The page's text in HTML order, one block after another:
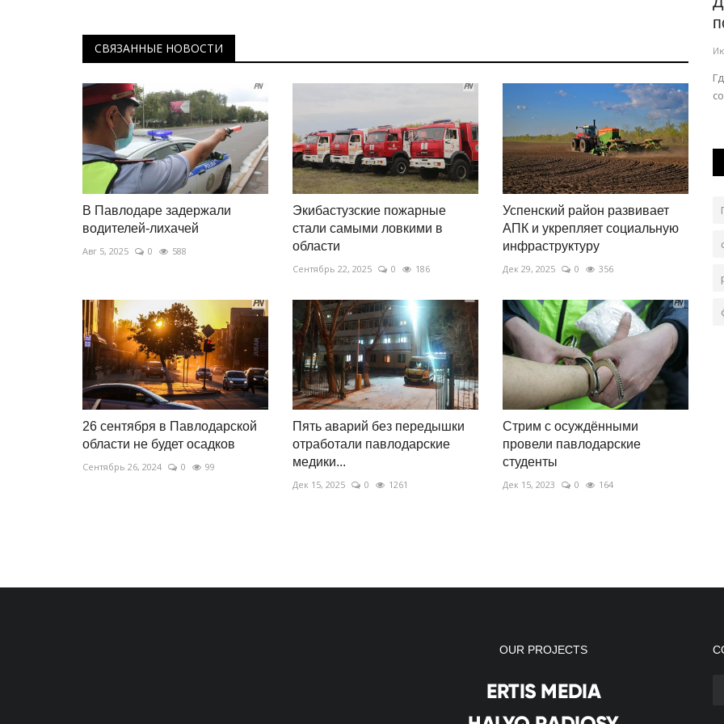
СВЯЗАННЫЕ НОВОСТИ
В Павлодаре задержали
водителей-лихачей
Авг 5, 2025 0 588
Экибастузские пожарные
стали самыми ловкими в
области
Сентябрь 22, 2025 0 186
Успенский район развивает
АПК и укрепляет социальную
инфраструктуру
Дек 29, 2025 0 356
26 сентября в Павлодарской
области не будет осадков
Сентябрь 26, 2024 0 99
Пять аварий без передышки
отработали павлодарские
медики...
Дек 15, 2025 0 1261
Стрим с осуждёнными
провели павлодарские
студенты
Дек 15, 2023 0 164
Март 4, 2026 0
теплосетей перед началом отопительного...
OUR PROJECTS